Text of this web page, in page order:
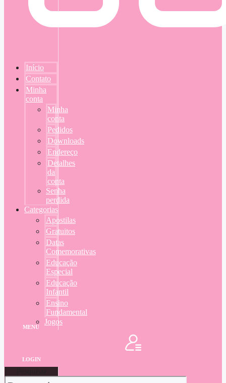
Início
Contato
Minha
conta
Minha
conta
Pedidos
Downloads
Endereço
Detalhes
da
conta
Senha
perdida
Categorias
Apostilas
Gratuitos
Datas
Comemorativas
Educação
Especial
Educação
Infantil
Ensino
Fundamental
Jogos
MENU
LOGIN